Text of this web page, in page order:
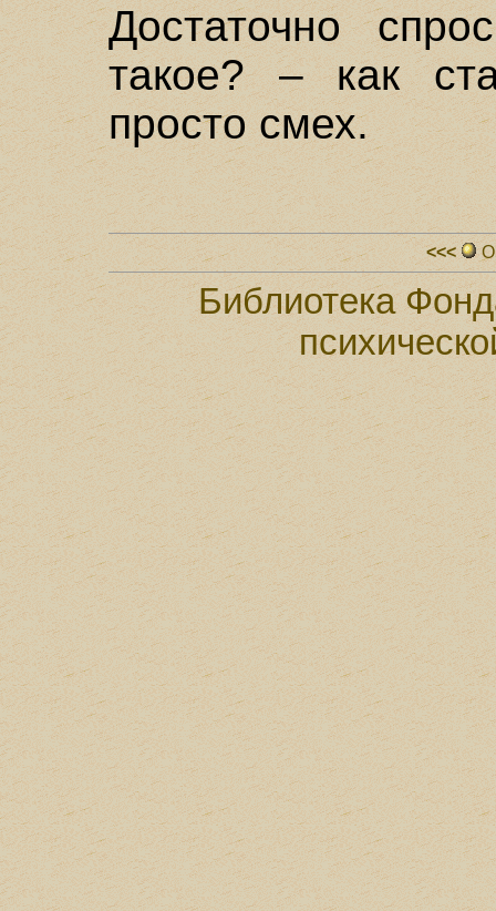
Достаточно
такое? – как
просто смех.
<<<
Библиотека